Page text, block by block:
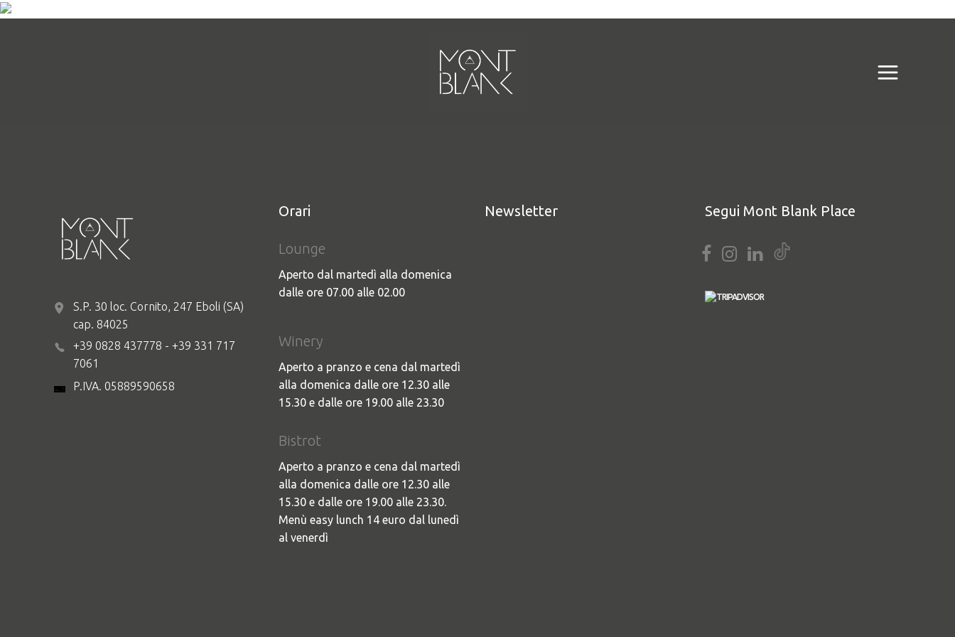
COPERTINA FB (COPERTINA DI FACEBOOK)
S.P. 30 loc. Cornito, 247 Eboli (SA)
cap. 84025
+39 0828 437778 - +39 331 717
7061
P.IVA. 05889590658
Orari
Lounge
Aperto dal martedì alla domenica
dalle ore 07.00 alle 02.00
Winery
Aperto a pranzo e cena dal martedì
alla domenica dalle ore 12.30 alle
15.30 e dalle ore 19.00 alle 23.30
Bistrot
Aperto a pranzo e cena dal martedì
alla domenica dalle ore 12.30 alle
15.30 e dalle ore 19.00 alle 23.30.
Menù easy lunch 14 euro dal lunedì
al venerdì
Newsletter Segui Mont Blank Place